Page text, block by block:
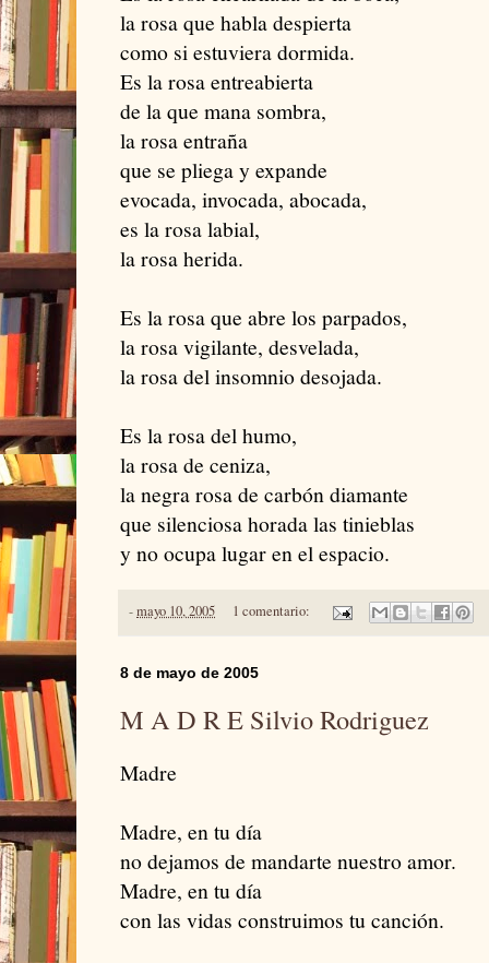
la rosa que habla despierta
como si estuviera dormida.
Es la rosa entreabierta
de la que mana sombra,
la rosa entraña
que se pliega y expande
evocada, invocada, abocada,
es la rosa labial,
la rosa herida.
Es la rosa que abre los parpados,
la rosa vigilante, desvelada,
la rosa del insomnio desojada.
Es la rosa del humo,
la rosa de ceniza,
la negra rosa de carbón diamante
que silenciosa horada las tinieblas
y no ocupa lugar en el espacio.
-mayo 10, 2005 1 comentario:
8 de mayo de 2005
M A D R E Silvio Rodriguez
Madre
Madre, en tu día
no dejamos de mandarte nuestro amor.
Madre, en tu día
con las vidas construimos tu canción.